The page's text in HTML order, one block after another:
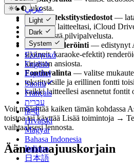
عربي
Català
Čeština
Dansk
Deutsch
Ελληνικά
English
Español
Suomi
Français
עברית
हिन्दी
Hrvatski
Magyar
Bahasa Indonesia
Italiano
日本語
Light
Dark
System
joukosta.
Ulkoiset tekstitystiedostot —
tiedostoja laitteeltasi, iCloud
yhdistetystä pilvipalvelusta.
Libass-renderöinti — edistynyt
sijainnit, karaoke-efektit)
kirjaston ansiosta.
Fontinvalinta — valitse
tekstityksille ja erillinen fontti
kaikki laitteellesi asennetut fontit
Voit määrittää kaiken tämän kohdassa
toistoa tai käyttää Lisää toimintoja →
vaihtaaksesi lennosta.
Äänentaajuuskorjain